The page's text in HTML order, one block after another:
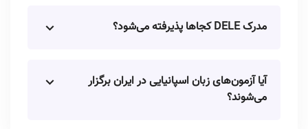
مدرک DELE کجاها پذیرفته می‌شود؟
آیا آزمون‌های زبان اسپانیایی در ایران برگزار
می‌شوند؟